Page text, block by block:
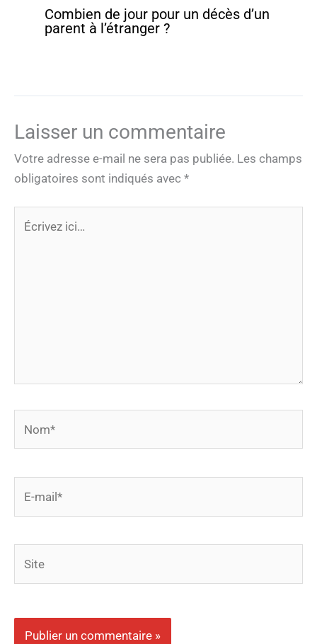
Combien de jour pour un décès d’un
parent à l’étranger ?
Laisser un commentaire
Votre adresse e-mail ne sera pas publiée. Les champs
obligatoires sont indiqués avec *
ici…